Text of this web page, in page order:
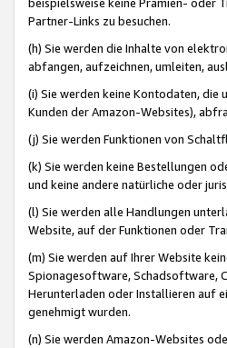
Partner-Links zu besuchen.
(h) Sie werden die Inhalte von
abfangen, aufzeichnen, umleiten,
(i) Sie werden keine Kontodaten, die
Kunden der Amazon-Websites),
(j) Sie werden Funktionen von
(k) Sie werden keine Bestellungen
und keine andere natürliche oder
(l) Sie werden alle Handlungen
Website, auf der Funktionen oder
(m) Sie werden auf Ihrer Website
Spionagesoftware, Schadsoftware,
Herunterladen oder Installieren auf
genehmigt wurden.
(n) Sie werden Amazon-Websites